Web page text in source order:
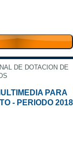
DE DOTACION DE
PARA
- PERIODO 2018